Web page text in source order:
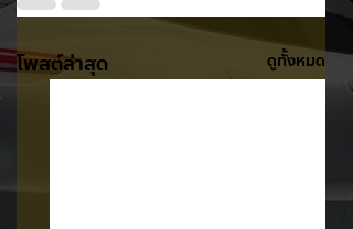
โพสต์ล่าสุด ดูทั้งหมด